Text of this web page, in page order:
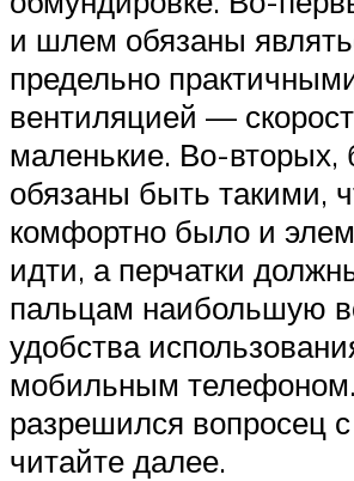
и шлем обязаны
предельно
вентиляцией —
маленькие. Во-вторых,
обязаны быть такими,
комфортно было и
идти, а перчатки
пальцам наибольшую
удобства
мобильным
разрешился вопросец
читайте далее.